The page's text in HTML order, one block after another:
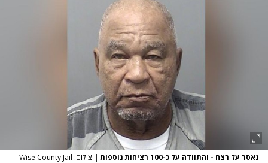
נאסר על רצח - והתוודה על כ-100 רציחות נוספות | צילום: Wise County Jail